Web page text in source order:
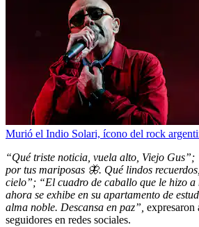
Murió el Indio Solari, ícono del rock
“Qué triste noticia, vuela alto, Viejo
por tus mariposas 🦋. Qué lindos
cielo”; “El cuadro de caballo que le hizo a
ahora se exhibe en su apartamento de
alma noble. Descansa en paz”, expresaron
seguidores en redes sociales.